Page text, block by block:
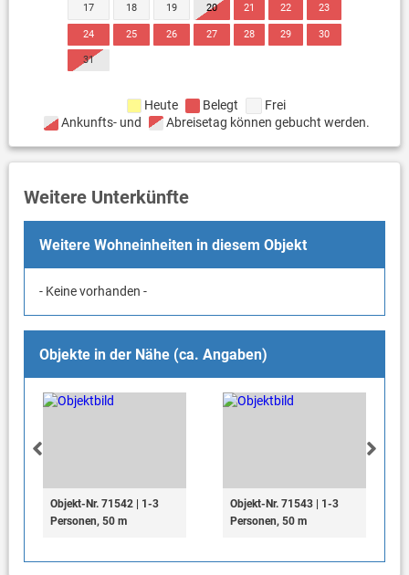
17 18 19 20 21 22 23
24 25 26 27 28 29 30
31
Heute Belegt
Frei
Ankunfts- und
Abreisetag können gebucht werden.
Weitere Unterkünfte
Weitere Wohneinheiten in diesem Objekt
- Keine vorhanden -
Objekte in der Nähe (ca. Angaben)
Objekt-Nr. 71542 | 1-3
Personen, 50 m
Objekt-Nr. 71543 | 1-3
Personen, 50 m